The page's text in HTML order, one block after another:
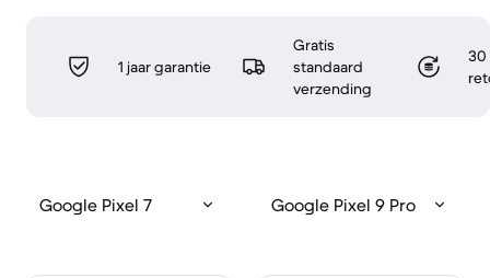
1 jaar garantie
Gratis
standaard
verzending
30
Google Pixel 7 Google Pixel 9 Pro